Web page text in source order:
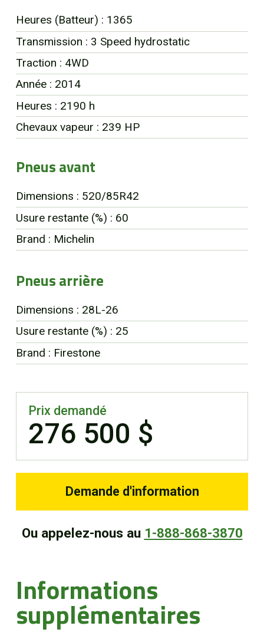
Heures (Batteur) : 1365
Transmission : 3 Speed hydrostatic
Traction : 4WD
Année : 2014
Heures : 2190 h
Chevaux vapeur : 239 HP
Pneus avant
Dimensions : 520/85R42
Usure restante (%) : 60
Brand : Michelin
Pneus arrière
Dimensions : 28L-26
Usure restante (%) : 25
Brand : Firestone
Prix demandé
276 500 $
Demande d'information
Ou appelez-nous au 1-888-868-3870
Informations
supplémentaires
EN